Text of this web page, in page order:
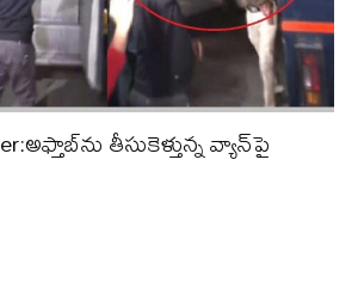
తీసుకెళ్తున్న వ్యాన్‌పై